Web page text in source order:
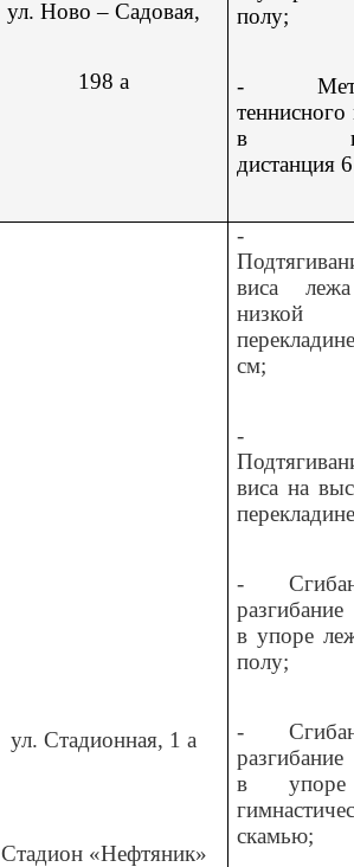
ул. Ново – Садовая,
198 а
полу;
-
теннисного
в
дистанция
ул. Стадионная, 1 а
Стадион «Нефтяник»
-
виса
низкой
см;
-
виса на
-
в упоре
полу;
-
в
скамью;